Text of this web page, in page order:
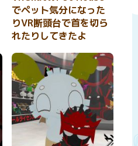
でペット気分になった
りVR断頭台で首を切ら
れたりしてきたよ